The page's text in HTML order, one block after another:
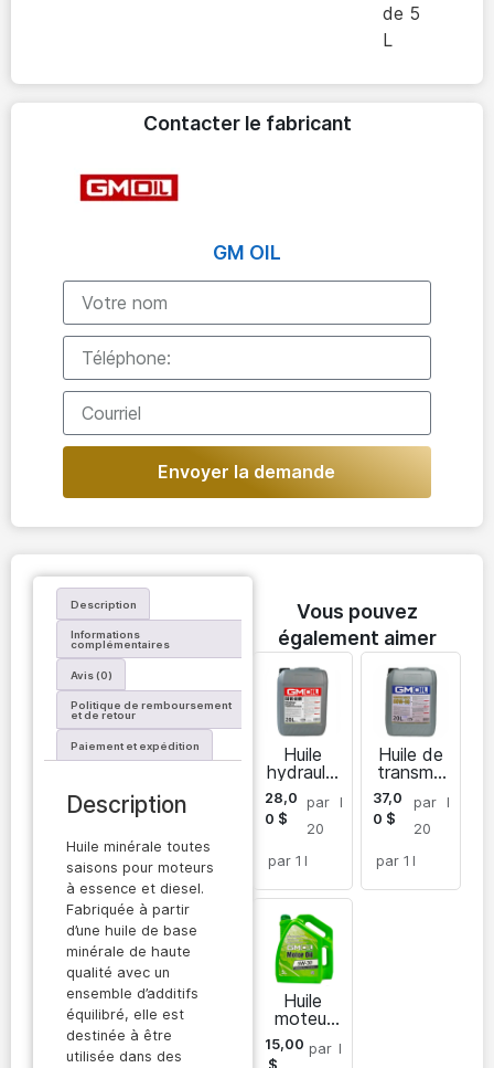
de 5
L
Contacter le fabricant
GM OIL
Envoyer la demande
Description
Informations
complémentaires
Avis (0)
Politique de remboursement
et de retour
Paiement et expédition
Description
Huile minérale toutes
saisons pour moteurs
à essence et diesel.
Fabriquée à partir
d’une huile de base
minérale de haute
qualité avec un
ensemble d’additifs
équilibré, elle est
destinée à être
utilisée dans des
Vous pouvez
également aimer
Huile
hydrauliq
ue ISO
VG-68
HM
28,0
0 $
par
20
l
par 1 l
Huile de
transmis
sion
mécaniq
ue
Multi
37,0
0 $
par
20
l
par 1 l
Huile
moteur
entièrem
ent
15,00 par l